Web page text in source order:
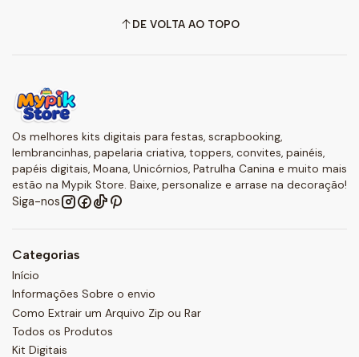
DE VOLTA AO TOPO
Os melhores kits digitais para festas, scrapbooking,
lembrancinhas, papelaria criativa, toppers, convites, painéis,
papéis digitais, Moana, Unicórnios, Patrulha Canina e muito mais
estão na Mypik Store. Baixe, personalize e arrase na decoração!
Siga-nos
Categorias
Início
Informações Sobre o envio
Como Extrair um Arquivo Zip ou Rar
Todos os Produtos
Kit Digitais